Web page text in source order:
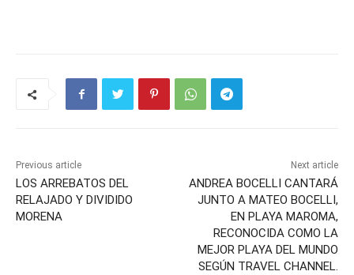
Previous article
LOS ARREBATOS DEL
RELAJADO Y DIVIDIDO
MORENA
Next article
ANDREA BOCELLI CANTARÁ
JUNTO A MATEO BOCELLI,
EN PLAYA MAROMA,
RECONOCIDA COMO LA
MEJOR PLAYA DEL MUNDO
SEGÚN TRAVEL CHANNEL.